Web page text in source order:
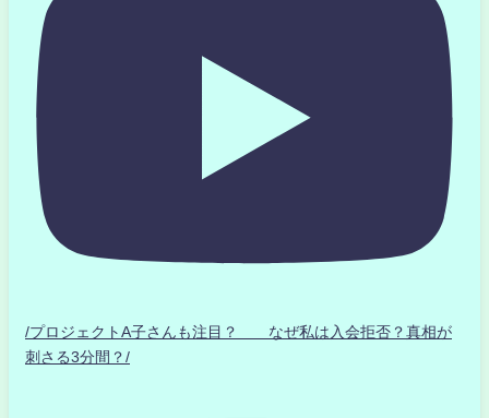
/プロジェクトA子さんも注目？ なぜ私は入会拒否？真相が
刺さる3分間？/